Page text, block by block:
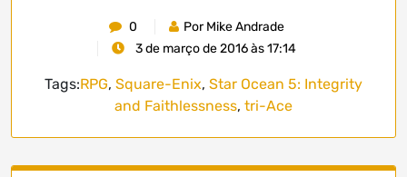
0
Por Mike Andrade
3 de março de 2016 às 17:14
Tags:RPG, Square-Enix, Star Ocean 5: Integrity
and Faithlessness, tri-Ace